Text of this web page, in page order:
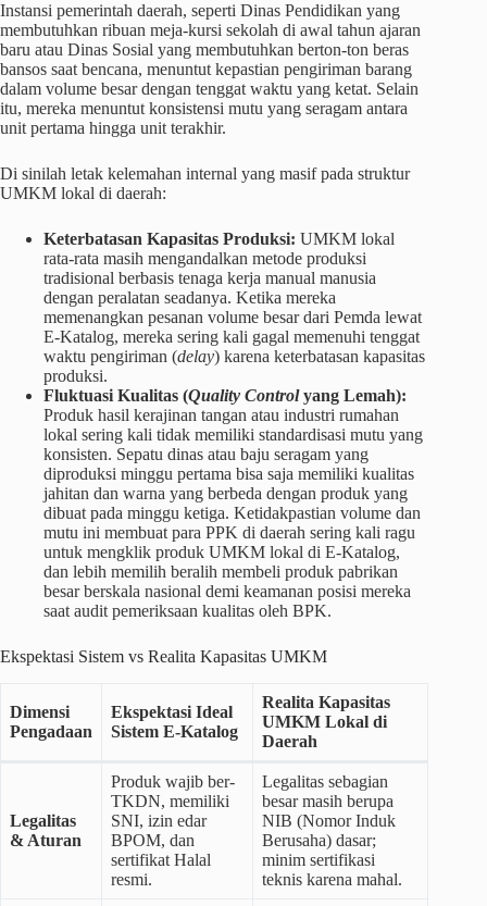
Instansi pemerintah daerah, seperti Dinas Pendidikan yang
membutuhkan ribuan meja-kursi sekolah di awal tahun ajaran
baru atau Dinas Sosial yang membutuhkan berton-ton beras
bansos saat bencana, menuntut kepastian pengiriman barang
dalam volume besar dengan tenggat waktu yang ketat. Selain
itu, mereka menuntut konsistensi mutu yang seragam antara
unit pertama hingga unit terakhir.
Di sinilah letak kelemahan internal yang masif pada struktur
UMKM lokal di daerah:
Keterbatasan Kapasitas Produksi: UMKM lokal
rata-rata masih mengandalkan metode produksi
tradisional berbasis tenaga kerja manual manusia
dengan peralatan seadanya. Ketika mereka
memenangkan pesanan volume besar dari Pemda lewat
E-Katalog, mereka sering kali gagal memenuhi tenggat
waktu pengiriman (delay) karena keterbatasan kapasitas
produksi.
Fluktuasi Kualitas (Quality Controlyang Lemah):
Produk hasil kerajinan tangan atau industri rumahan
lokal sering kali tidak memiliki standardisasi mutu yang
konsisten. Sepatu dinas atau baju seragam yang
diproduksi minggu pertama bisa saja memiliki kualitas
jahitan dan warna yang berbeda dengan produk yang
dibuat pada minggu ketiga. Ketidakpastian volume dan
mutu ini membuat para PPK di daerah sering kali ragu
untuk mengklik produk UMKM lokal di E-Katalog,
dan lebih memilih beralih membeli produk pabrikan
besar berskala nasional demi keamanan posisi mereka
saat audit pemeriksaan kualitas oleh BPK.
Ekspektasi Sistem vs Realita Kapasitas UMKM
Dimensi
Pengadaan
Ekspektasi Ideal
Sistem E-Katalog
Realita Kapasitas
UMKM Lokal di
Daerah
Legalitas
& Aturan
Produk wajib ber-
TKDN, memiliki
SNI, izin edar
BPOM, dan
sertifikat Halal
resmi.
Legalitas sebagian
besar masih berupa
NIB (Nomor Induk
Berusaha) dasar;
minim sertifikasi
teknis karena mahal.